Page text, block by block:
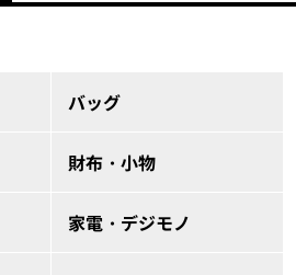
バッグ
財布・小物
家電・デジモノ